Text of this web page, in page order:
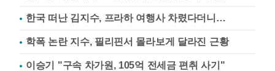
한국 떠난 김지수, 프라하 여행사 차렸다더니…
학폭 논란 지수, 필리핀서 몰라보게 달라진 근황
이승기 "구속 차가원, 105억 전세금 편취 사기"